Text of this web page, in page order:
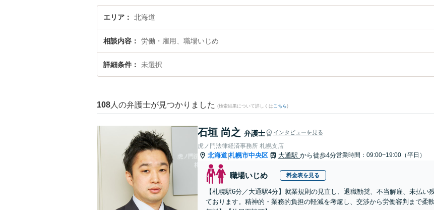
目されています。『北海道で土日や夜間に発生した職場いじめのトラブルを今すぐに弁護士に相談したい』『職場いじめの
『初回相談無料で職場いじめを法律相談できる北海道内の弁護士に相談予約したい』などでお困りの相談者さんにおすすめで
エリア 北海道
相談内容 労働・雇用、職場いじめ
詳細条件 未選択
108 人の弁護士が見つかりました (検索結果について詳しくは こちら)
石垣 尚之 弁護士 インタビューを見る
虎ノ門法律経済事務所 札幌支店
北海道|札幌市中央区 大通駅 から徒歩4分営業時間：09:00~19:00（平日）
職場いじめ 料金表を見る
【札幌駅6分／大通駅4分】就業規則の見直し、退職勧奨、不当解雇、未払
ております。精神的・業務的負担の軽減を考慮し、交渉から労働審判まで柔